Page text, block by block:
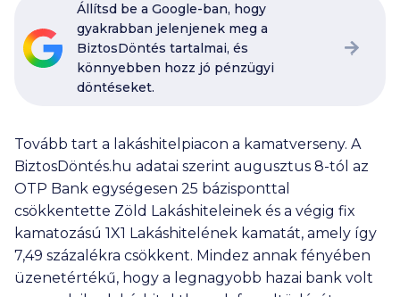
Állítsd be a Google-ban, hogy
gyakrabban jelenjenek meg a
BiztosDöntés tartalmai, és
könnyebben hozz jó pénzügyi
döntéseket.
Tovább tart a lakáshitelpiacon a kamatverseny. A
BiztosDöntés.hu adatai szerint augusztus 8-tól az
OTP Bank egységesen 25 bázisponttal
csökkentette Zöld Lakáshiteleinek és a végig fix
kamatozású 1X1 Lakáshitelének kamatát, amely így
7,49 százalékra csökkent. Mindez annak fényében
üzenetértékű, hogy a legnagyobb hazai bank volt